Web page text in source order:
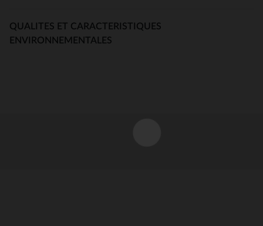
QUALITES ET CARACTERISTIQUES
ENVIRONNEMENTALES